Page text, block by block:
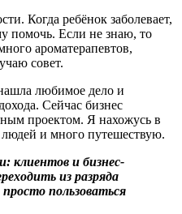
Когда ребёнок заболевает,
помочь. Если не знаю, то
ароматерапевтов,
совет.
любимое дело и
Сейчас бизнес
проектом. Я нахожусь в
и много путешествую.
клиентов и бизнес-
из разряда
пользоваться